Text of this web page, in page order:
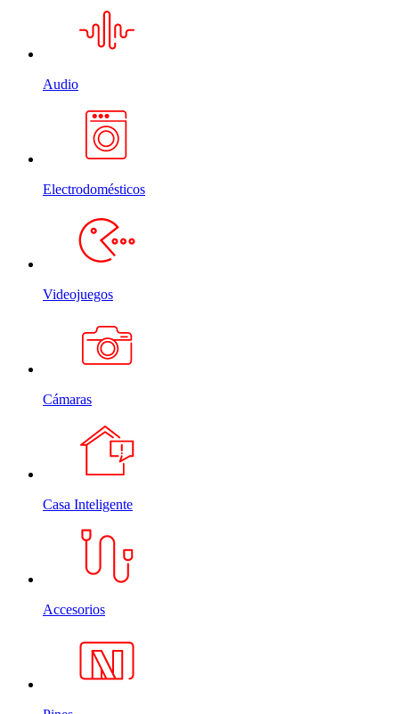
Audio
Electrodomésticos
Videojuegos
Cámaras
Casa Inteligente
Accesorios